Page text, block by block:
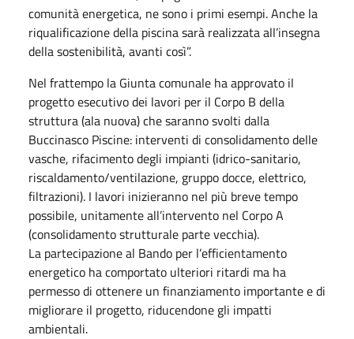
comunità energetica, ne sono i primi esempi. Anche la
riqualificazione della piscina sarà realizzata all’insegna
della sostenibilità, avanti così”.
Nel frattempo la Giunta comunale ha approvato il
progetto esecutivo dei lavori per il Corpo B della
struttura (ala nuova) che saranno svolti dalla
Buccinasco Piscine: interventi di consolidamento delle
vasche, rifacimento degli impianti (idrico-sanitario,
riscaldamento/ventilazione, gruppo docce, elettrico,
filtrazioni). I lavori inizieranno nel più breve tempo
possibile, unitamente all’intervento nel Corpo A
(consolidamento strutturale parte vecchia).
La partecipazione al Bando per l’efficientamento
energetico ha comportato ulteriori ritardi ma ha
permesso di ottenere un finanziamento importante e di
migliorare il progetto, riducendone gli impatti
ambientali.